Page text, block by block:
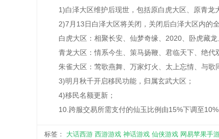
1)白泽大区维护后现世，包括原白虎大区、原青龙
2)7月13日白泽大区将关闭，关闭后白泽大区内的全
白虎大区：相聚长安、仙梦奇缘、2020、卧虎藏龙
青龙大区：情系今生、策马扬鞭、君临天下、绝代
朱雀大区：莺歌燕舞、万家灯火、太上忘情、与歌
3)明月秋千开启移民功能，归属玄武大区；
4)移民名额更新；
10.跨服交易所需支付的仙玉比例由15%下调至10%
标签： 大话西游 西游游戏 神话游戏 仙侠游戏 网易苹果手